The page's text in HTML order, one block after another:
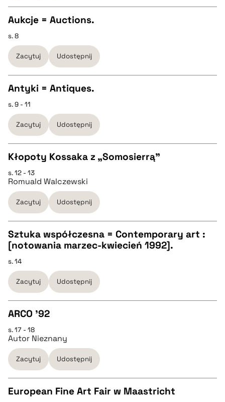
BIBTEX
pobierz cytat
CZYSTY TEKST
pobierz cytat
BIBTEX
pobierz cytat
Aukcje = Auctions.
s. 8
Zacytuj Udostępnij
CZYSTY TEKST
pobierz cytat
BIBTEX
pobierz cytat
Antyki = Antiques.
s. 9 - 11
Zacytuj Udostępnij
CZYSTY TEKST
pobierz cytat
BIBTEX
Kłopoty Kossaka z „Somosierrą”
s. 12 - 13
Romuald Walczewski
Zacytuj Udostępnij
pobierz cytat
BIBTEX
pobierz cytat
Sztuka współczesna = Contemporary art :
[notowania marzec-kwiecień 1992].
s. 14
Zacytuj Udostępnij
CZYSTY TEKST
pobierz cytat
BIBTEX
ARCO ’92
s. 17 - 18
Autor Nieznany
Zacytuj Udostępnij
European Fine Art Fair w Maastricht